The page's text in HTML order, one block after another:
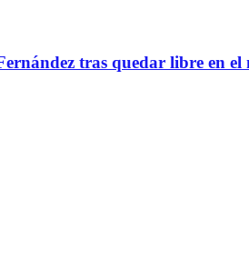
tras quedar libre en el